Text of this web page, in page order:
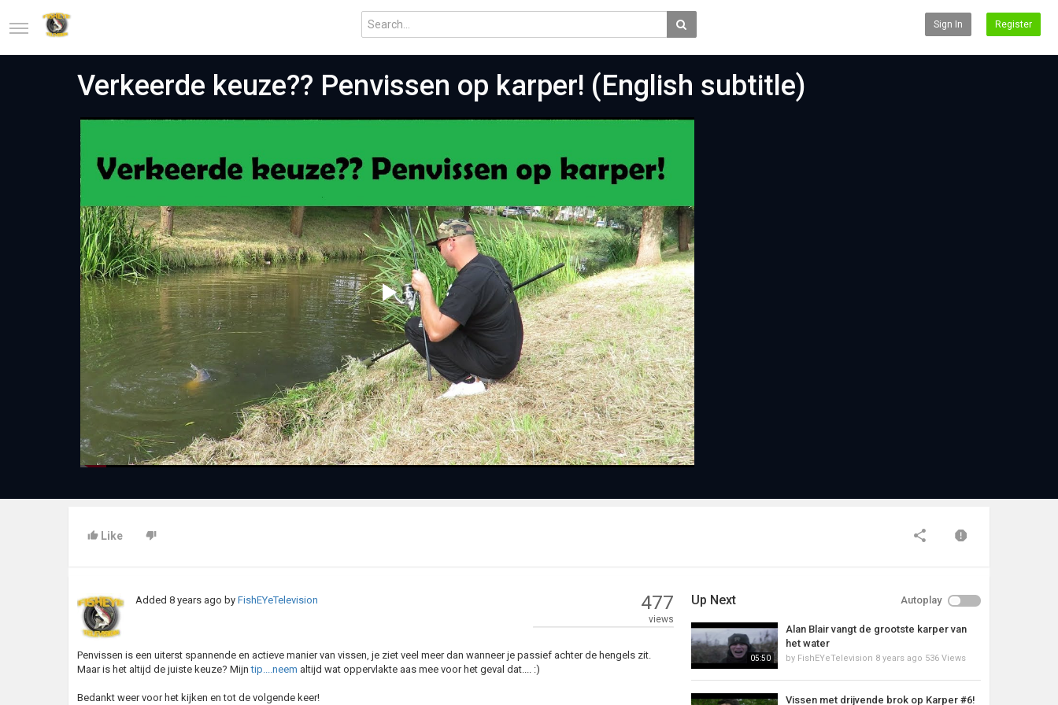
Sign In Register
Verkeerde keuze?? Penvissen op karper! (English subtitle)
Play
Video
Like
Added8 years ago byFishEYeTelevision 477
views
Penvissen is een uiterst spannende en actieve manier van vissen, je ziet veel meer dan wanneer je passief achter de hengels zit.
Maar is het altijd de juiste keuze? Mijn tip....neem altijd wat oppervlakte aas mee voor het geval dat.... :)
Bedankt weer voor het kijken en tot de volgende keer!
Up Next Autoplay
05:50
Alan Blair vangt de grootste karper van
het water
by FishEYeTelevision 8 years ago 536 Views
Vissen met drijvende brok op Karper #6!